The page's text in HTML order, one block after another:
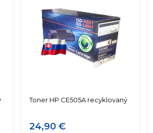
Toner HP CE505A recyklovaný
24,90 €